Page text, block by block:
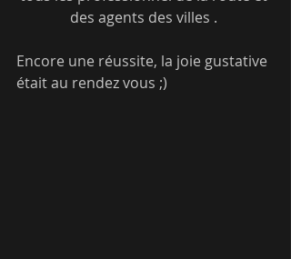
des agents des villes .
Encore une réussite, la joie gustative
était au rendez vous ;)